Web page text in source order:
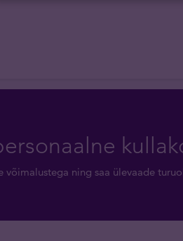
võimalustega ning saa ülevaade